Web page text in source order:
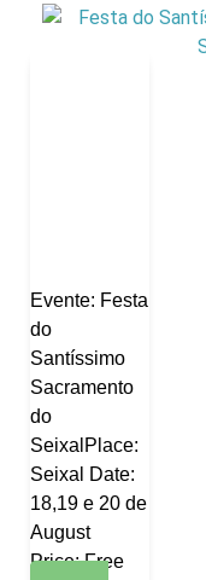
Evente: Festa
do
Santíssimo
Sacramento
do
SeixalPlace:
Seixal Date:
18,19 e 20 de
August
Price: Free